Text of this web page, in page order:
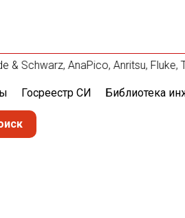
AnaPico, Anritsu, Fluke,
Госреестр СИ Библиотека